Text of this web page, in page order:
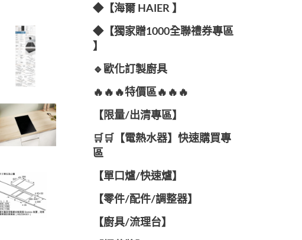
◆【海爾 HAIER 】
◆【獨家贈1000全聯禮券專區
】
🔹歐化訂製廚具
🔥🔥🔥特價區🔥🔥🔥
【限量/出清專區】
🛒🛒【電熱水器】快速購買專
區
【單口爐/快速爐】
【零件/配件/調整器】
【廚具/流理台】